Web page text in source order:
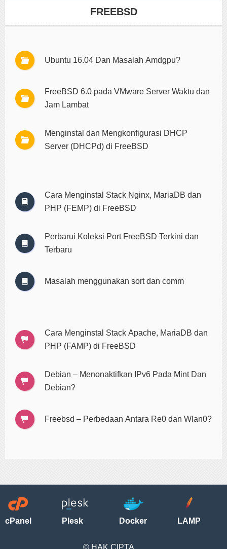
FREEBSD
Ubuntu 16.04 Dan Masalah Amdgpu?
FreeBSD 6.0 pada VMware Server Waktu dan
Jam Lambat
Menginstal dan Mengkonfigurasi DHCP
Server (DHCPd) di FreeBSD
Cara Menginstal Stack Nginx, MariaDB dan
PHP (FEMP) di FreeBSD
Perbarui Koleksi Port FreeBSD Terkini dan
Terbaru
Masalah menggunakan sort dan comm
Cara Menginstal Stack Apache, MariaDB dan
PHP (FAMP) di FreeBSD
Debian – Menonaktifkan IPv6 Pada Mint Dan
Debian?
Freebsd – Perbedaan Antara Re0 dan Wlan0?
cPanel Plesk Docker LAMP
© HAK CIPTA